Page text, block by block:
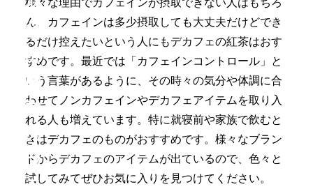
ん、カフェインは多少摂取しても大丈夫だけどでき
るだけ控えたいという人にもデカフェの紅茶はおす
すめです。最近では「カフェインコントロール」と
いう言葉があるように、その時々の気分や体調に合
わせてノンカフェインやデカフェアイテムを取り入
れる人も増えています。特に就寝前や家族で飲むと
きはデカフェのものがおすすめです。様々なブラン
ドからデカフェのアイテムが出ているので、色々と
試してみてぜひお気に入りを見つけてください。
必
須
の
耐
熱
ガ
ラ
ス